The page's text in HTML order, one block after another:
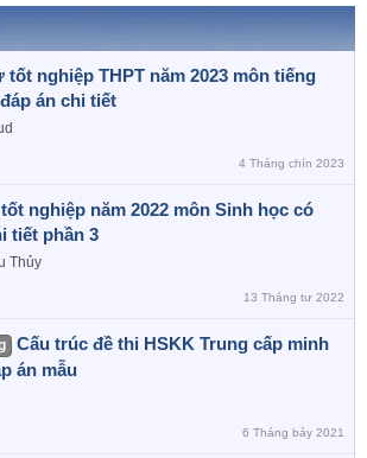
nghiệp THPT năm 2023 môn tiếng
án chi tiết
4 Tháng chín 2023
nghiệp năm 2022 môn Sinh học có
tiết phần 3
Thủy
13 Tháng tư 2022
Cấu trúc đề thi HSKK Trung cấp minh
án mẫu
6 Tháng bảy 2021